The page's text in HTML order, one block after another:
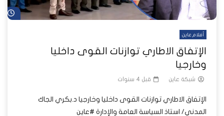
أفلام عاين
الإتفاق الاطاري توازنات القوى داخليا
وخارجيا
شبكة عاين قبل 4 سنوات
الإتفاق الاطاري توازنات القوى داخليا وخارجيا د.بكري الجاك
المدني/ استاذ السياسة العامة والإدارة #عاين